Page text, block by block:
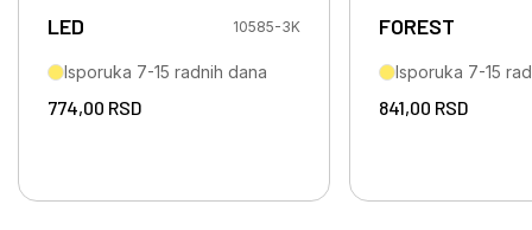
LED 10585-3K
Isporuka 7-15 radnih dana
774,00 RSD
FOREST
Isporuka 7-15
841,00 RSD